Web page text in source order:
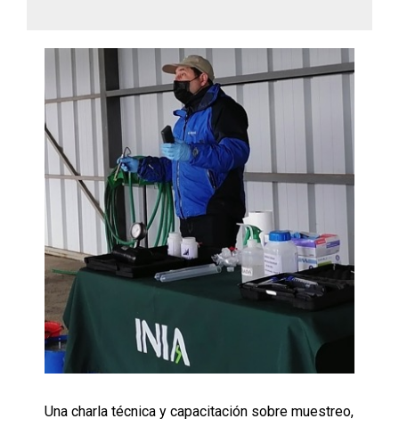
Una charla técnica y capacitación sobre muestreo,